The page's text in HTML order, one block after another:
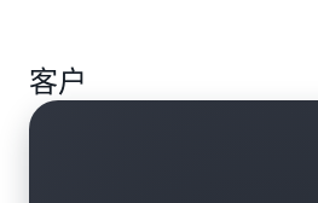
灵活性
客户